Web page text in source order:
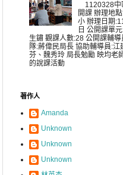
1120328中
開課 辦理地
小 辦理日期
日 公開課單
生鏽 觀課人數:28 公開課輔
隊:蔣偉民局長 協助輔導員:江
芬、魏秀玲 局長勉勵 映均老
的說課活動
著作人
Amanda
Unknown
Unknown
Unknown